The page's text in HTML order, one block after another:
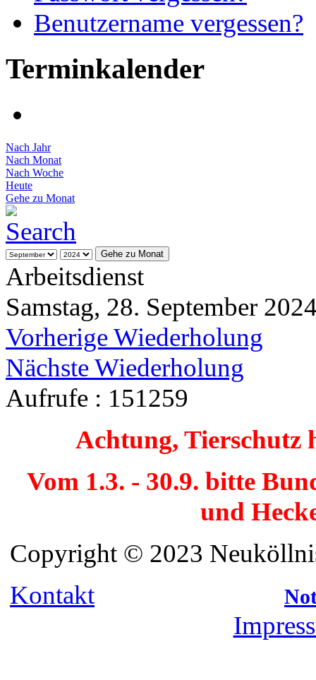
Benutzername vergessen?
Terminkalender
Nach Jahr
Nach Monat
Nach Woche
Heute
Gehe zu Monat
Gehe zu Monat
Arbeitsdienst
Samstag, 28. September
Vorherige Wiederholung
Nächste Wiederholung
Aufrufe : 151259
Achtung, Tierschutz
Vom 1.3. - 30.9. bitte
und
Copyright © 2023
Kontakt